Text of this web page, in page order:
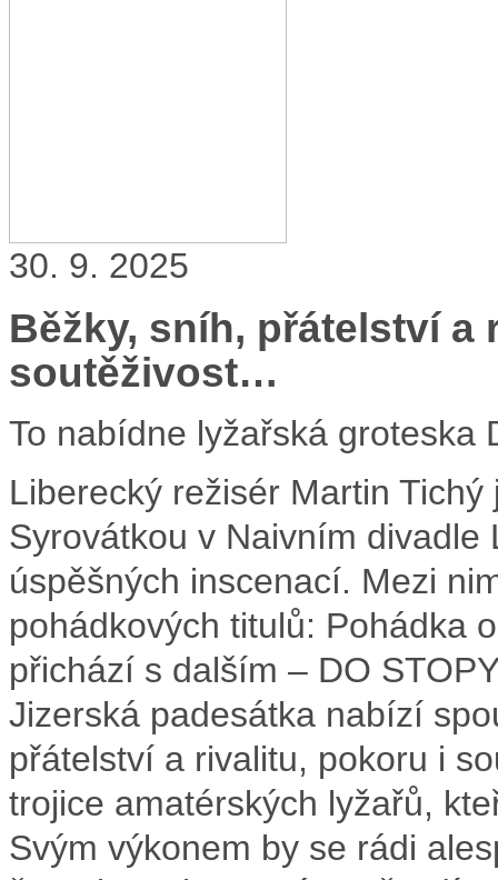
30. 9. 2025
Běžky, sníh, přátelství a
soutěživost…
To nabídne lyžařská groteska
Liberecký režisér Martin
Syrovátkou v Naivním
úspěšných inscenací. Mezi
pohádkových titulů: Pohádka
přichází s dalším – DO
Jizerská padesátka nabízí
přátelství a rivalitu, pokoru i
trojice amatérských lyžařů,
Svým výkonem by se rádi